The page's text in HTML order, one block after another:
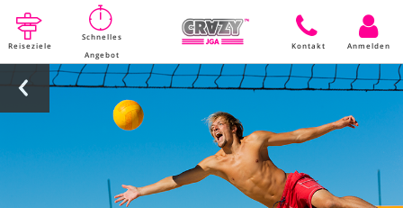
Reiseziele
Schnelles
Angebot
Kontakt Anmelden